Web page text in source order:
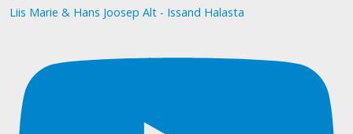
Liis Marie & Hans Joosep Alt - Issand Halasta